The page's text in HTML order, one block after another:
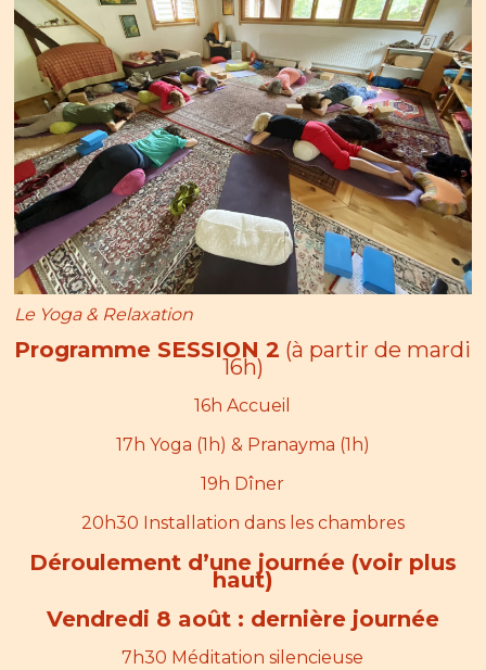
Le Yoga & Relaxation
Programme SESSION 2 (à partir de mardi
16h)
16h Accueil
17h Yoga (1h) & Pranayma (1h)
19h Dîner
20h30 Installation dans les chambres
Déroulement d’une journée (voir plus
haut)
Vendredi 8 août : dernière journée
7h30 Méditation silencieuse